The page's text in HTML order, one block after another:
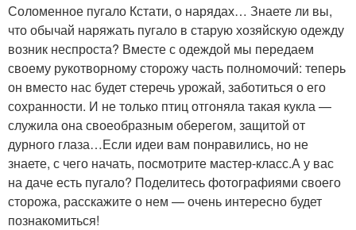
Соломенное пугало Кстати, о нарядах… Знаете ли вы,
что обычай наряжать пугало в старую хозяйскую одежду
возник неспроста? Вместе с одеждой мы передаем
своему рукотворному сторожу часть полномочий: теперь
он вместо нас будет стеречь урожай, заботиться о его
сохранности. И не только птиц отгоняла такая кукла —
служила она своеобразным оберегом, защитой от
дурного глаза…Если идеи вам понравились, но не
знаете, с чего начать, посмотрите мастер-класс.А у вас
на даче есть пугало? Поделитесь фотографиями своего
сторожа, расскажите о нем — очень интересно будет
познакомиться!